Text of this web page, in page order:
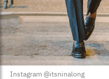
Instagram @itsninalong